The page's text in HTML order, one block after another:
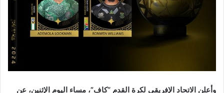
وأعلن الاتحاد الإفريقي لكرة القدم “كاف”، مساء اليوم الإثنين، عن